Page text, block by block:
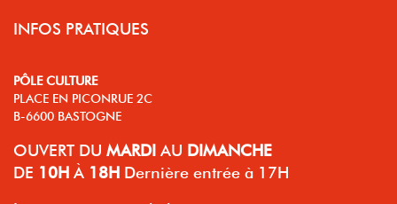
INFOS PRATIQUES
PÔLE CULTURE
PLACE EN PICONRUE 2C
B-6600 BASTOGNE
OUVERT DU MARDI AU DIMANCHE
DE 10H À 18H Dernière entrée à 17H